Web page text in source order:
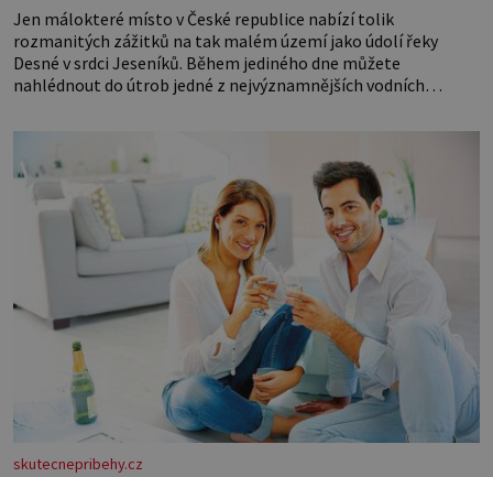
Jen málokteré místo v České republice nabízí tolik
rozmanitých zážitků na tak malém území jako údolí řeky
Desné v srdci Jeseníků. Během jediného dne můžete
nahlédnout do útrob jedné z nejvýznamnějších vodních
koloběžce a den zakončit poznáváním památek ve Velkých
Losinách nebo v termálním
skutecnepribehy.cz